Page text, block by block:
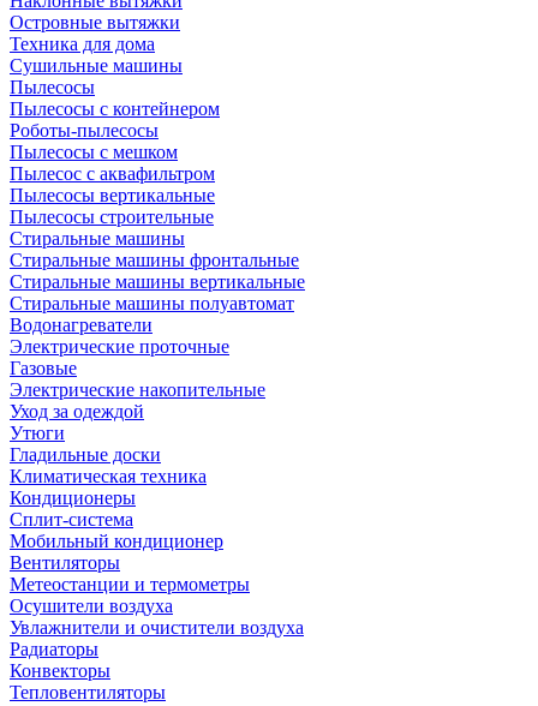
Островные вытяжки
Техника для дома
Сушильные машины
Пылесосы
Пылесосы с контейнером
Роботы-пылесосы
Пылесосы с мешком
Пылесос с аквафильтром
Пылесосы вертикальные
Пылесосы строительные
Стиральные машины
Стиральные машины фронтальные
Стиральные машины вертикальные
Стиральные машины полуавтомат
Водонагреватели
Электрические проточные
Газовые
Электрические накопительные
Уход за одеждой
Утюги
Гладильные доски
Климатическая техника
Кондиционеры
Сплит-система
Мобильный кондиционер
Вентиляторы
Метеостанции и термометры
Осушители воздуха
Увлажнители и очистители воздуха
Радиаторы
Конвекторы
Тепловентиляторы